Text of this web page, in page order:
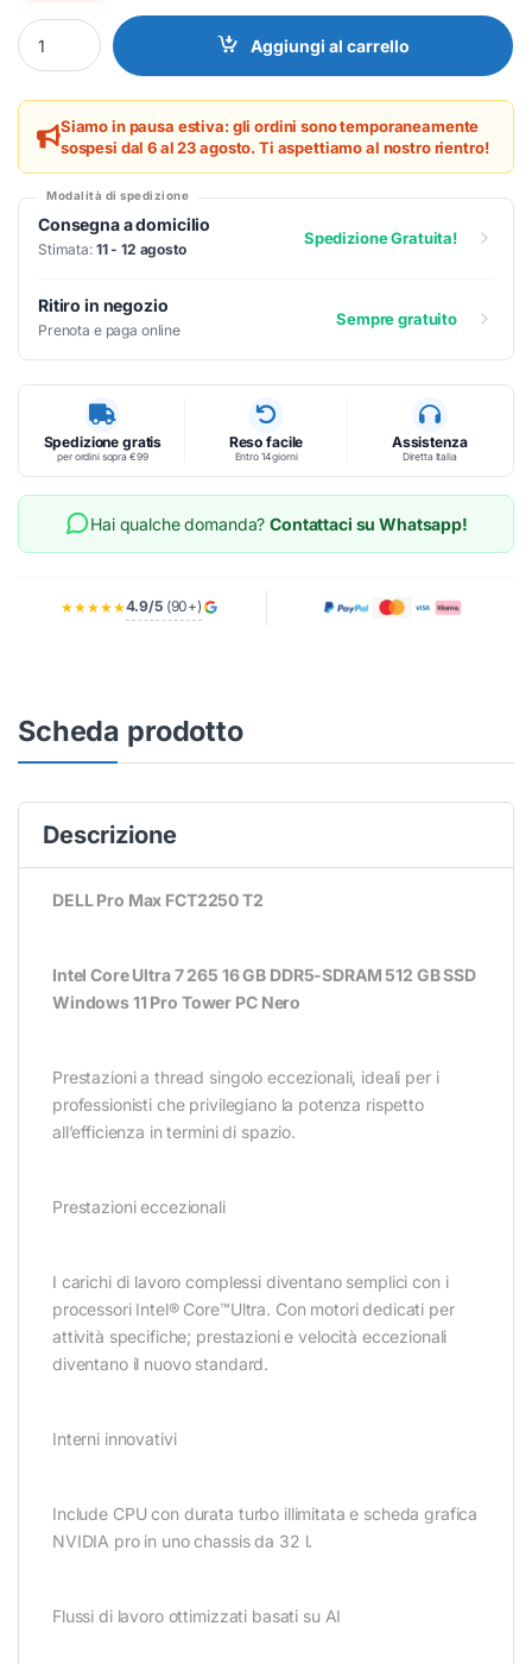
Workstation Desktop Dell PRO MAX T2 Intel Core Ultra 7 16GB
Aggiungi al carrello
Siamo in pausa estiva: gli ordini sono temporaneamente
sospesi dal 6 al 23 agosto. Ti aspettiamo al nostro rientro!
Modalità di spedizione
Consegna a domicilio
Stimata: 11 - 12 agosto
Spedizione Gratuita!
Ritiro in negozio
Prenota e paga online
Sempre gratuito
Spedizione gratis
per ordini sopra €99
Reso facile
Entro 14 giorni
Assistenza
Diretta Italia
Hai qualche domanda?Contattaci su Whatsapp!
★★★★★4.9/5(90+)
Scheda prodotto
Descrizione
DELL Pro Max FCT2250 T2
Intel Core Ultra 7 265 16 GB DDR5-SDRAM 512 GB SSD
Windows 11 Pro Tower PC Nero
Prestazioni a thread singolo eccezionali, ideali per i
professionisti che privilegiano la potenza rispetto
all’efficienza in termini di spazio.
Prestazioni eccezionali
I carichi di lavoro complessi diventano semplici con i
processori Intel® Core™Ultra. Con motori dedicati per
attività specifiche; prestazioni e velocità eccezionali
diventano il nuovo standard.
Interni innovativi
Include CPU con durata turbo illimitata e scheda grafica
NVIDIA pro in uno chassis da 32 l.
Flussi di lavoro ottimizzati basati su AI